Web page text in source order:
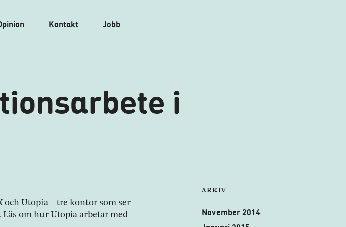
Kontakt Jobb
i
Utopia – tre kontor som ser
om hur Utopia arbetar med
Arkiv
November 2014